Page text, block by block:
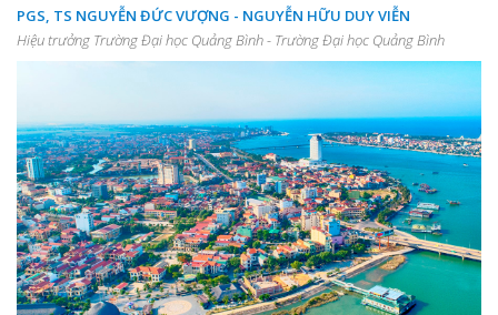
PGS, TS NGUYỄN ĐỨC VƯỢNG - NGUYỄN HỮU DUY VIỄN
Hiệu trưởng Trường Đại học Quảng Bình - Trường Đại học Quảng Bình